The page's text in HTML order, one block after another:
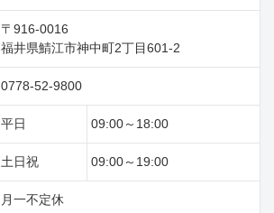
〒916-0016
福井県鯖江市神中町2丁目601‐2
0778-52-9800
平日 09:00～18:00
土日祝 09:00～19:00
月一不定休